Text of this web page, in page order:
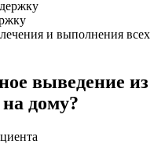
и выполнения всех
выведение из
дому?